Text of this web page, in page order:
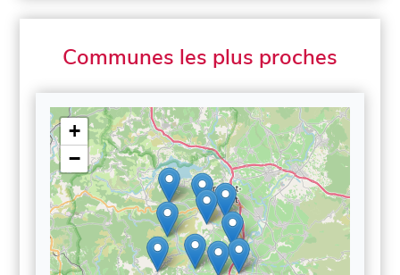
Communes les plus proches
+
−